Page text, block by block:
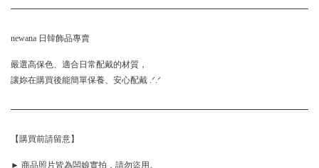
newana 日韓飾品專賣
嚴選高保色、適合日常配戴的材質，
讓妳在購買後能簡單保養、安心配戴 .ᐟ.ᐟ
【購買前請留意】
► 商品照片皆為闆娘實拍，請勿盜用。